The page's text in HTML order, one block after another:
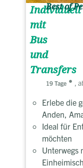
Individuell
mit
Bus
und
Transfers
Best of
19 Tage ,
Erlebe die
Anden,
Ideal für
möchten
Unterwegs